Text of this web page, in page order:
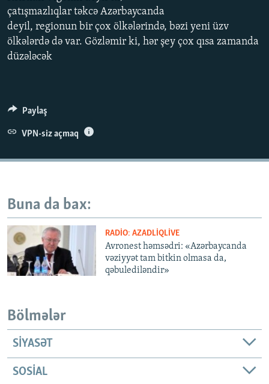
İNFOQRAFIKA
KARIKATURA
AZƏRBAYCAN ƏDƏBIYYATI KITABXANASI
İSLAM VƏ DEMOKRATIYA
İZ - MƏDƏNIYYƏT PROQRAMI
MISSIYAMIZ
PEŞƏ ETIKASI VƏ JURNALISTIKA STANDARTLARIMIZ
MATERIALLARIMIZDAN ISTIFADƏ
XƏBƏR BÜLLETENLƏRIMIZ
BIZI IZLƏ
çatışmazlıqlar təkcə Azərbaycanda
deyil, regionun bir çox ölkələrində, bəzi yeni üzv
ölkələrdə də var. Gözləmir ki, hər şey çox qısa zamanda
düzələcək
Paylaş
VPN-siz açmaq
Buna da bax:
RADIO: AZADLIQLIVE
Avronest həmsədri: «Azərbaycanda
vəziyyət tam bitkin olmasa da,
qəbulediləndir»
Bölmələr
SIYASƏT
SOSIAL